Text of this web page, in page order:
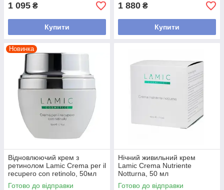
1 095 ₴
Купити
1 880 ₴
Купити
Новинка
Відновлюючий крем з
ретинолом Lamic Crema per il
recupero con retinolo, 50мл
Готово до відправки
Нічний живильний крем
Lamic Crema Nutriente
Notturna, 50 мл
Готово до відправки